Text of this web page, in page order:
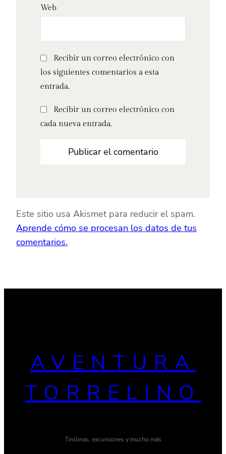
Web
Recibir un correo electrónico con
los siguientes comentarios a esta
entrada.
Recibir un correo electrónico con
cada nueva entrada.
Este sitio usa Akismet para reducir el spam.
Aprende cómo se procesan los datos de tus
comentarios.
AVENTURA
TORRELINO
Tirolinas, excursiones y mucho más